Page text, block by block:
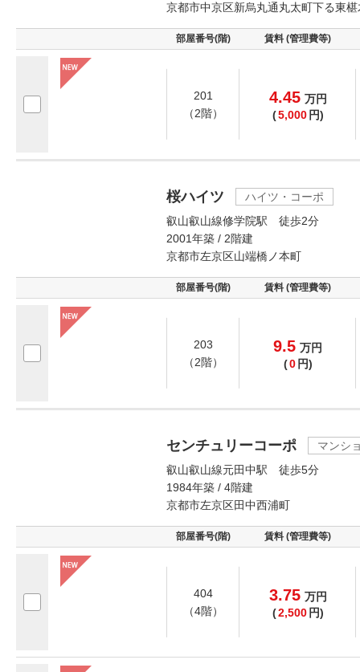
京都市中京区新烏丸通丸太町下る東椹
部屋番号(階) 賃料 (管理費等)
201
（2階）
4.45 万円
(5,000 円)
桜ハイツ
ハイツ・コーポ
叡山叡山線修学院駅 徒歩2分
2001年築 / 2階建
京都市左京区山端橋ノ本町
部屋番号(階) 賃料 (管理費等)
203
（2階）
9.5 万円
(0 円)
センチュリーコーポ
マンシ
叡山叡山線元田中駅 徒歩5分
1984年築 / 4階建
京都市左京区田中西浦町
部屋番号(階) 賃料 (管理費等)
404
（4階）
3.75 万円
(2,500 円)